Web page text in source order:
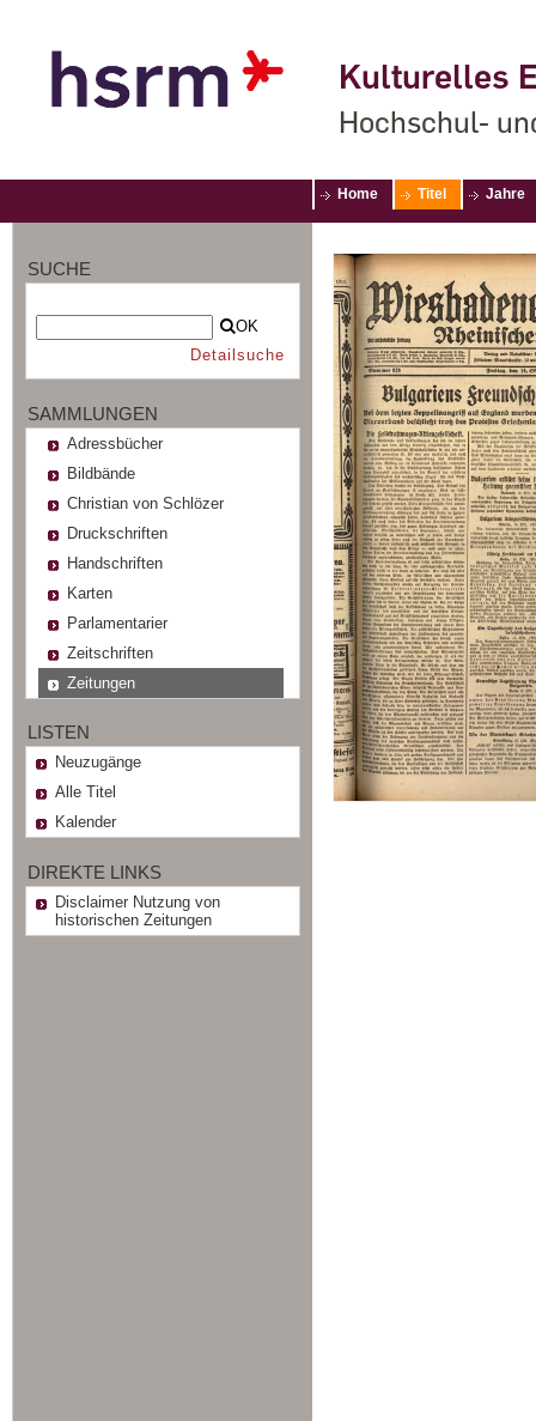
Kulturelles
Hochschul-
Home Titel Jahre
SUCHE
OK
Detailsuche
SAMMLUNGEN
Adressbücher
Bildbände
Christian von Schlözer
Druckschriften
Handschriften
Karten
Parlamentarier
Zeitschriften
Zeitungen
LISTEN
Neuzugänge
Alle Titel
Kalender
DIREKTE LINKS
Disclaimer Nutzung von
historischen Zeitungen